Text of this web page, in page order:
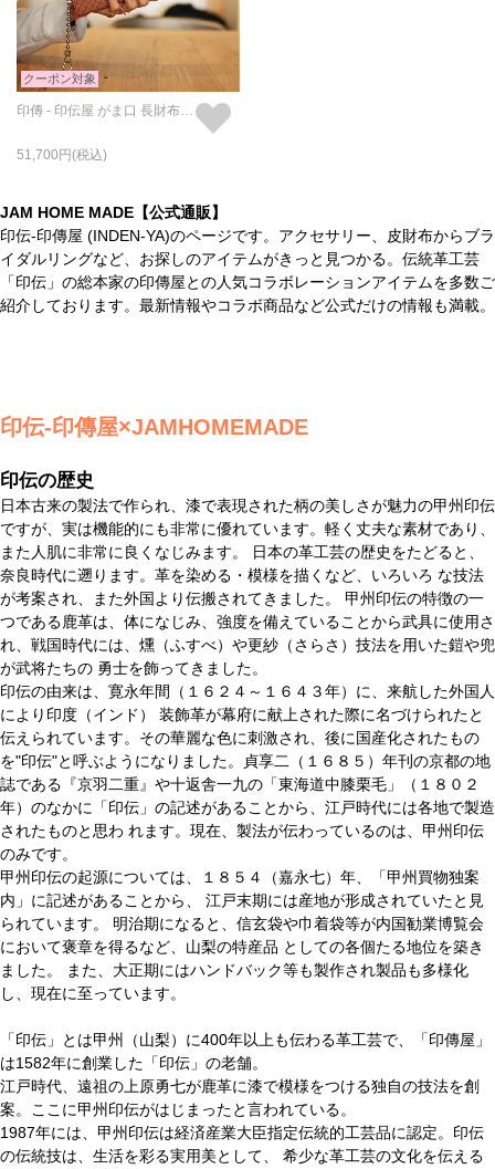
クーポン対象
印傳 - 印伝屋 がま口 長財布 RED×WHITE 無響柄
51,700
JAM HOME MADE【公式通販】
印伝-印傳屋 (INDEN-YA)のページです。アクセサリー、皮財布からブラ
イダルリングなど、お探しのアイテムがきっと見つかる。伝統革工芸
「印伝」の総本家の印傳屋との人気コラボレーションアイテムを多数ご
紹介しております。最新情報やコラボ商品など公式だけの情報も満載。
印伝-印傳屋×JAMHOMEMADE
印伝の歴史
日本古来の製法で作られ、漆で表現された柄の美しさが魅力の甲州印伝
ですが、実は機能的にも非常に優れています。軽く丈夫な素材であり、
また人肌に非常に良くなじみます。 日本の革工芸の歴史をたどると、
奈良時代に遡ります。革を染める・模様を描くなど、いろいろ な技法
が考案され、また外国より伝搬されてきました。 甲州印伝の特徴の一
つである鹿革は、体になじみ、強度を備えていることから武具に使用さ
れ、戦国時代には、燻（ふすべ）や更紗（さらさ）技法を用いた鎧や兜
が武将たちの 勇士を飾ってきました。
印伝の由来は、寛永年間（１６２４～１６４３年）に、来航した外国人
により印度（インド） 装飾革が幕府に献上された際に名づけられたと
伝えられています。その華麗な色に刺激され、後に国産化されたもの
を"印伝"と呼ぶようになりました。貞享二（１６８５）年刊の京都の地
誌である『京羽二重』や十返舎一九の「東海道中膝栗毛」（１８０２
年）のなかに「印伝」の記述があることから、江戸時代には各地で製造
されたものと思わ れます。現在、製法が伝わっているのは、甲州印伝
のみです。
甲州印伝の起源については、１８５４（嘉永七）年、「甲州買物独案
内」に記述があることから、 江戸末期には産地が形成されていたと見
られています。 明治期になると、信玄袋や巾着袋等が内国勧業博覧会
において褒章を得るなど、山梨の特産品 としての各個たる地位を築き
ました。 また、大正期にはハンドバック等も製作され製品も多様化
し、現在に至っています。
「印伝」とは甲州（山梨）に400年以上も伝わる革工芸で、「印傳屋」
は1582年に創業した「印伝」の老舗。
江戸時代、遠祖の上原勇七が鹿革に漆で模様をつける独自の技法を創
案。ここに甲州印伝がはじまったと言われている。
1987年には、甲州印伝は経済産業大臣指定伝統的工芸品に認定。印伝
の伝統技は、生活を彩る実用美として、 希少な革工芸の文化を伝える